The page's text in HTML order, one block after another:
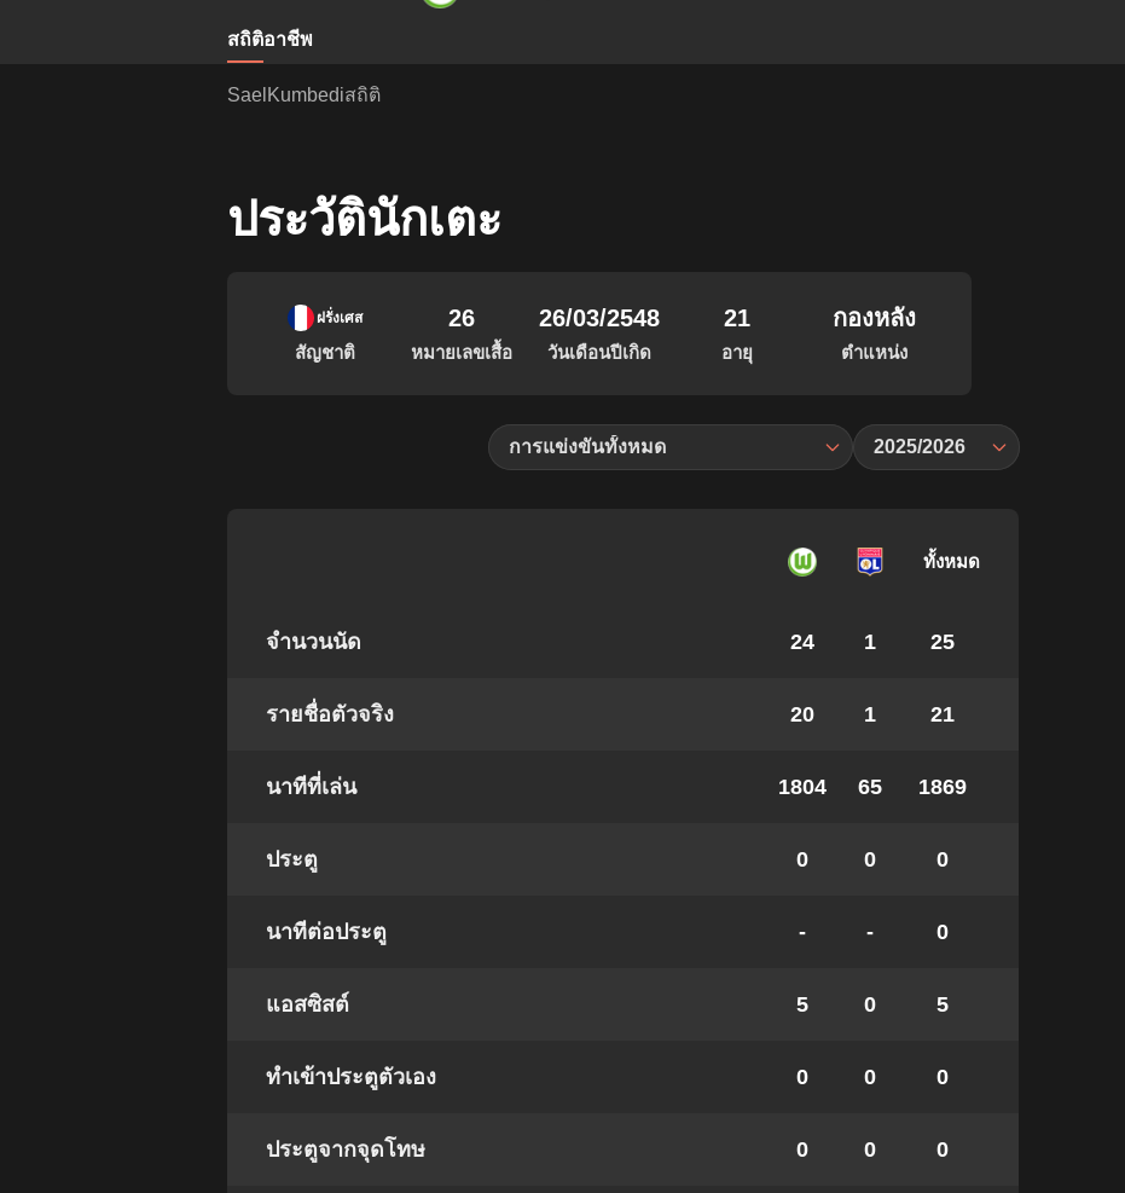
สถิติอาชีพ
SaelKumbediสถิติ
ประวัตินักเตะ
ฝรั่งเศส
สัญชาติ
26
หมายเลขเสื้อ
26/03/2548
วันเดือนปีเกิด
21
อายุ
กองหลัง
ตำแหน่ง
การแข่งขันทั้งหมด 2025/2026
ทั้งหมด
จำนวนนัด 24 1 25
รายชื่อตัวจริง 20 1 21
นาทีที่เล่น 1804 65 1869
ประตู 0 0 0
นาทีต่อประตู - - 0
แอสซิสต์ 5 0 5
ทําเข้าประตูตัวเอง 0 0 0
ประตูจากจุดโทษ 0 0 0